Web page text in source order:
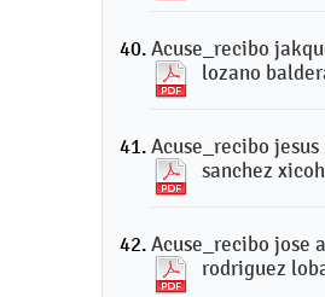
Acuse_recibo
lozano
Acuse_recibo
sanchez
Acuse_recibo jose
rodriguez